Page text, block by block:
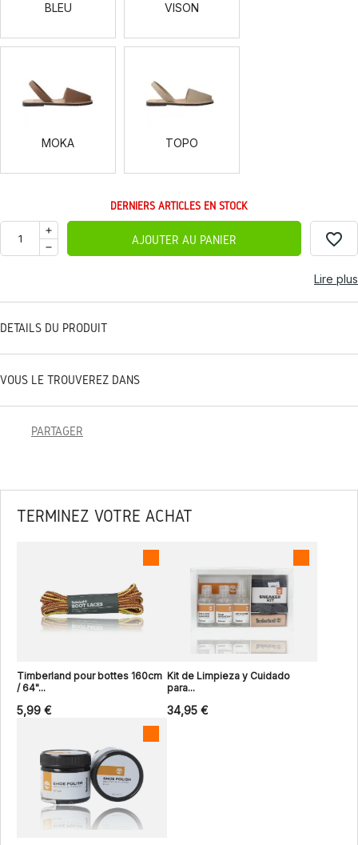
BLEU VISON
MOKA TOPO
DERNIERS ARTICLES EN STOCK
AJOUTER AU PANIER favorite_border
Lire plus
DÉTAILS DU PRODUIT
VOUS LE TROUVEREZ DANS
PARTAGER
TERMINEZ VOTRE ACHAT
Timberland pour bottes 160cm
/ 64"...
5,99 €
Kit de Limpieza y Cuidado
para...
34,95 €